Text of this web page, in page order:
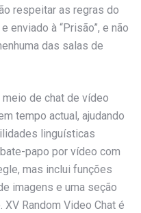
respeitar as regras do
enviado à “Prisão”, e não
das salas de
de chat de vídeo
tempo actual, ajudando
linguísticas
papo por vídeo com
mas inclui funções
imagens e uma seção
Random Video Chat é